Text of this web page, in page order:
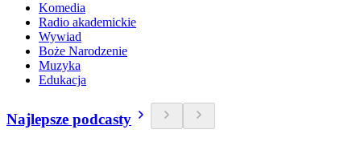
Komedia
Radio akademickie
Wywiad
Boże Narodzenie
Muzyka
Edukacja
Najlepsze podcasty